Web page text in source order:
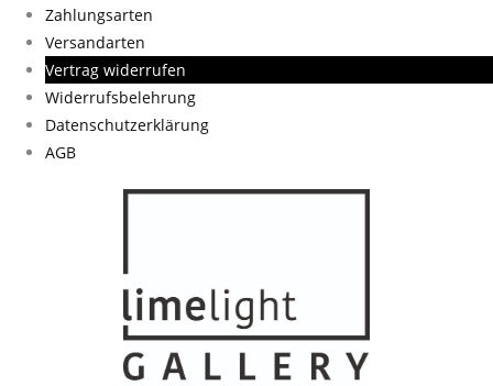
Zahlungsarten
Versandarten
Vertrag widerrufen
Widerrufsbelehrung
Datenschutzerklärung
AGB